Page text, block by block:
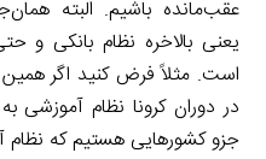
عقب‌مانده باشیم. البته
یعنی بالاخره نظام بانکی
در دوران کرونا نظام آموزشی
جزو کشورهایی هستیم که